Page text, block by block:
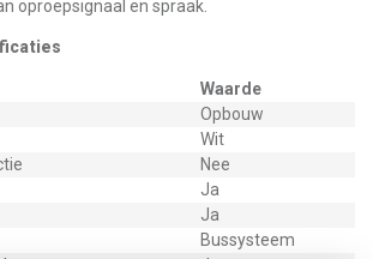
oproepsignaal en spraak.
Waarde
Opbouw
Wit
Nee
Ja
Ja
Bussysteem